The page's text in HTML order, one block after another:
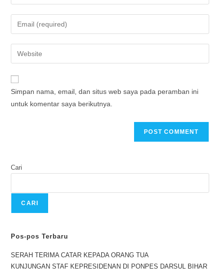
Simpan nama, email, dan situs web saya pada peramban ini
untuk komentar saya berikutnya.
Cari
CARI
Pos-pos Terbaru
SERAH TERIMA CATAR KEPADA ORANG TUA
KUNJUNGAN STAF KEPRESIDENAN DI PONPES DARSUL BIHAR